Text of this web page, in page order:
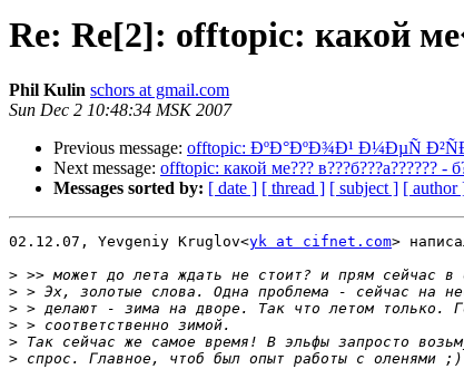
Re: Re[2]: offtopic:
Phil Kulin schors at gmail.com
Sun Dec 2 10:48:34 MSK 2007
Previous message: offtopic: ÐºÐ°ÐºÐ¾Ð¹ Ð¼ÐµÑ
Next message: offtopic: какой ме??? в???б???а?????? -
Messages sorted by: [ date ] [ thread ] [ subject ] [ author
02.12.07, Yevgeniy Kruglov<yk at cifnet.com>
>
>
>
>
>
>